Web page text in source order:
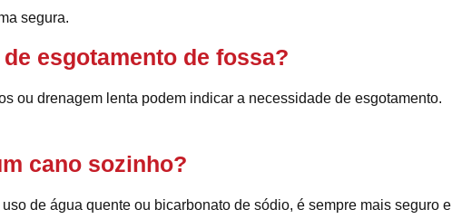
segura.
esgotamento de fossa?
ou drenagem lenta podem indicar a necessidade de esgotamento.
cano sozinho?
de água quente ou bicarbonato de sódio, é sempre mais seguro e